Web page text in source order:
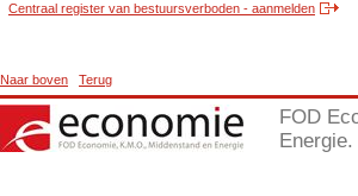
Centraal register van bestuursverboden - aanmelden
Naar boven Terug
FOD
Energie.